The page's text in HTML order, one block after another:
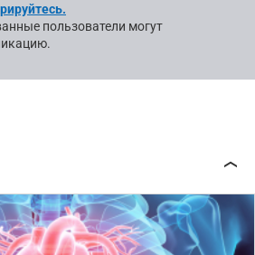
пользователи могут